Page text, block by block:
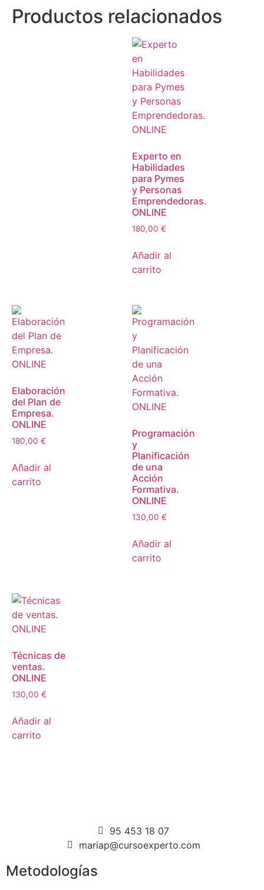
Productos relacionados
Experto en
Habilidades
para Pymes
y Personas
Emprendedoras.
ONLINE
180,00 €
Añadir al
carrito
Elaboración
del Plan de
Empresa.
ONLINE
180,00 €
Añadir al
carrito
Programación
y
Planificación
de una
Acción
Formativa.
ONLINE
130,00 €
Añadir al
carrito
Técnicas de
ventas.
ONLINE
130,00 €
Añadir al
carrito
95 453 18 07
mariap@cursoexperto.com
Metodologías